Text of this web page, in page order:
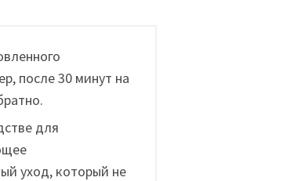
после 30 минут на
для
уход, который не